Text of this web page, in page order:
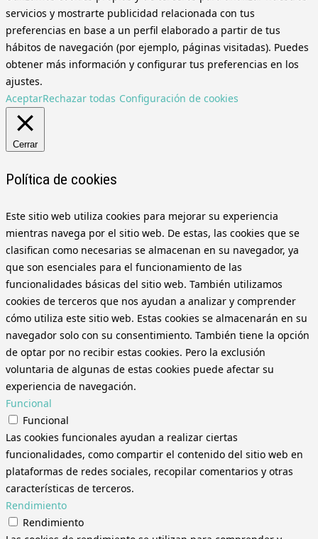
servicios y mostrarte publicidad relacionada con tus
preferencias en base a un perfil elaborado a partir de tus
hábitos de navegación (por ejemplo, páginas visitadas). Puedes
obtener más información y configurar tus preferencias en los
ajustes.
AceptarRechazar todas Configuración de cookies
Cerrar
Política de cookies
Este sitio web utiliza cookies para mejorar su experiencia
mientras navega por el sitio web. De estas, las cookies que se
clasifican como necesarias se almacenan en su navegador, ya
que son esenciales para el funcionamiento de las
funcionalidades básicas del sitio web. También utilizamos
cookies de terceros que nos ayudan a analizar y comprender
cómo utiliza este sitio web. Estas cookies se almacenarán en su
navegador solo con su consentimiento. También tiene la opción
de optar por no recibir estas cookies. Pero la exclusión
voluntaria de algunas de estas cookies puede afectar su
experiencia de navegación.
Funcional
Funcional
Las cookies funcionales ayudan a realizar ciertas
funcionalidades, como compartir el contenido del sitio web en
plataformas de redes sociales, recopilar comentarios y otras
características de terceros.
Rendimiento
Rendimiento